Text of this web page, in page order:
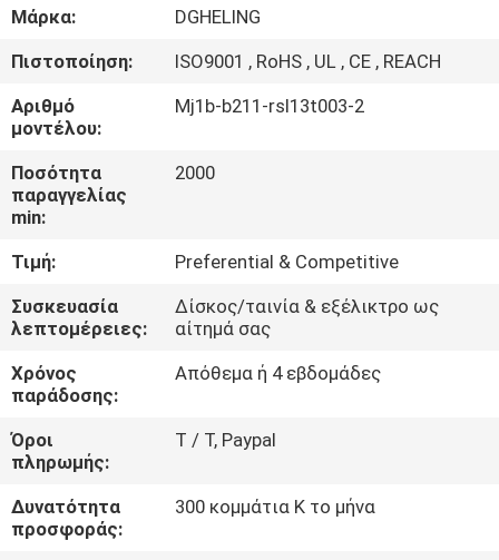
ΓΎΡΟΣ
ΕΡΓΟΣΤΑΣΊΩΝ
ΠΟΙΟΤΙΚΌΣ
ΈΛΕΓΧΟΣ
ΕΛΆΤΕ
ΣΕ
ΕΠΑΦΉ
ΜΕ
ΖΗΤΉΣΤΕ
ΈΝΑ
ΑΠΌΣΠΑΣΜΑ
Μάρκα:
DGHELING
Πιστοποίηση:
ISO9001 , RoHS , UL , CE , REACH
Αριθμό
μοντέλου:
Mj1b-b211-rsl13t003-2
Ποσότητα
παραγγελίας
min:
2000
Τιμή:
Preferential & Competitive
Συσκευασία
λεπτομέρειες:
Δίσκος/ταινία & εξέλικτρο ως
αίτημά σας
Χρόνος
παράδοσης:
Απόθεμα ή 4 εβδομάδες
Όροι
πληρωμής:
T / Τ, Paypal
Δυνατότητα
προσφοράς:
300 κομμάτια Κ το μήνα